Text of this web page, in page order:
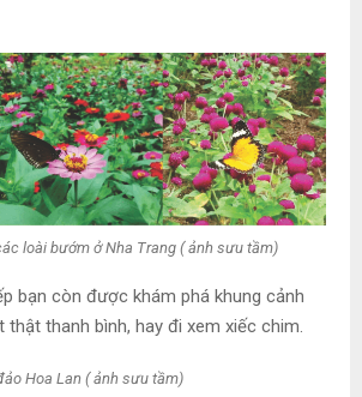
loài bướm ở Nha Trang ( ảnh sưu tầm)
bạn còn được khám phá khung cảnh
thật thanh bình, hay đi xem xiếc chim.